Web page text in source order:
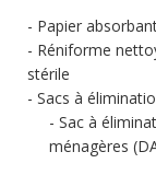
Papier
Réniforme
stérile
Sacs à
Sac à
ménagères